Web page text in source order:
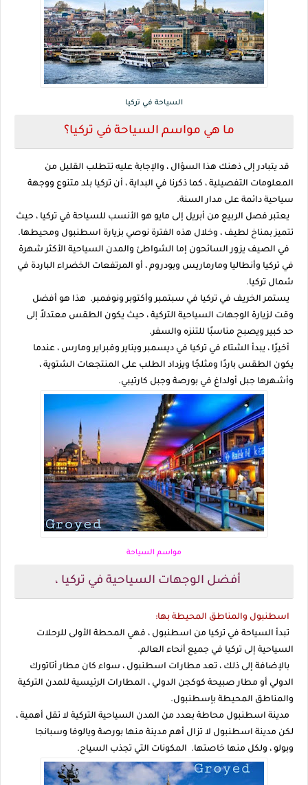
السياحة في تركيا
ما هي مواسم السياحة في تركيا؟
قد يتبادر إلى ذهنك هذا السؤال ، والإجابة عليه تتطلب القليل من
المعلومات التفصيلية ، كما ذكرنا في البداية ، أن تركيا بلد متنوع ووجهة
سياحية دائمة على مدار السنة.
يعتبر فصل الربيع من أبريل إلى مايو هو الأنسب للسياحة في تركيا ، حيث
تتميز بمناخ لطيف ، وخلال هذه الفترة نوصي بزيارة اسطنبول ومحيطها.
في الصيف يزور السائحون إما الشواطئ والمدن السياحية الأكثر شهرة
في تركيا وأنطاليا ومارماريس وبودروم ، أو المرتفعات الخضراء الباردة في
شمال تركيا.
يستمر الخريف في تركيا في سبتمبر وأكتوبر ونوفمبر. هذا هو أفضل
وقت لزيارة الوجهات السياحية التركية ، حيث يكون الطقس معتدلاً إلى
حد كبير ويصبح مناسبًا للتنزه والسفر.
أخيرًا ، يبدأ الشتاء في تركيا في ديسمبر ويناير وفبراير ومارس ، عندما
يكون الطقس باردًا ومثلجًا ويزداد الطلب على المنتجعات الشتوية ،
وأشهرها جبل أولداغ في بورصة وجبل كارتيبي.
مواسم السياحة
أفضل الوجهات السياحية في تركيا ،
اسطنبول والمناطق المحيطة بها:
تبدأ السياحة في تركيا من اسطنبول ، فهي المحطة الأولى للرحلات
السياحية إلى تركيا في جميع أنحاء العالم.
بالإضافة إلى ذلك ، تعد مطارات اسطنبول ، سواء كان مطار أتاتورك
الدولي أو مطار صبيحة كوكجن الدولي ، المطارات الرئيسية للمدن التركية
والمناطق المحيطة بإسطنبول.
مدينة اسطنبول محاطة بعدد من المدن السياحية التركية لا تقل أهمية ،
لكن مدينة اسطنبول لا تزال أهم مدينة منها بورصة ويالوفا وسبانجا
وبولو ، ولكل منها خاصتها. المكونات التي تجذب السياح.